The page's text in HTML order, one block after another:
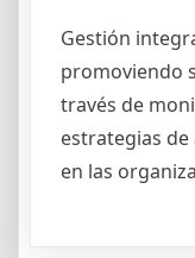
Gestión
promoviendo
través de
estrategias
en las